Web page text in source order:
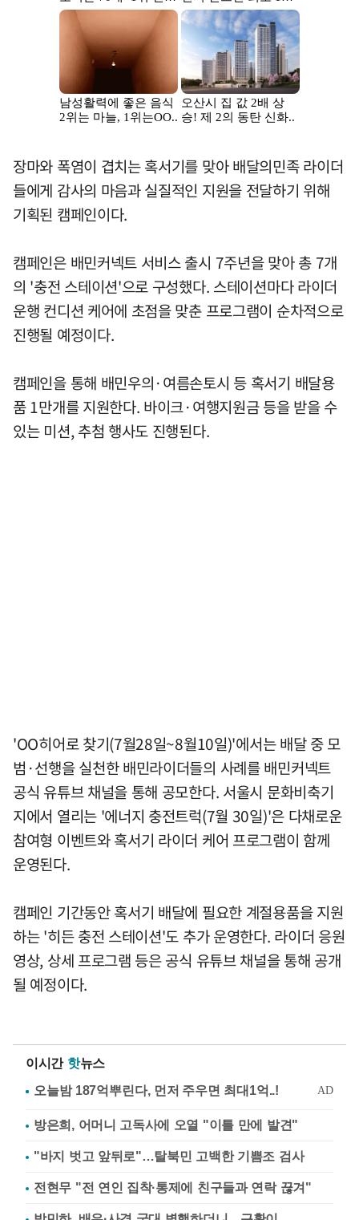
장마와 폭염이 겹치는 혹서기를 맞아 배달의민족 라이더
들에게 감사의 마음과 실질적인 지원을 전달하기 위해
기획된 캠페인이다.
캠페인은 배민커넥트 서비스 출시 7주년을 맞아 총 7개
의 '충전 스테이션'으로 구성했다. 스테이션마다 라이더
운행 컨디션 케어에 초점을 맞춘 프로그램이 순차적으로
진행될 예정이다.
캠페인을 통해 배민우의·여름손토시 등 혹서기 배달용
품 1만개를 지원한다. 바이크·여행지원금 등을 받을 수
있는 미션, 추첨 행사도 진행된다.
'OO히어로 찾기(7월28일~8월10일)'에서는 배달 중 모
범·선행을 실천한 배민라이더들의 사례를 배민커넥트
공식 유튜브 채널을 통해 공모한다. 서울시 문화비축기
지에서 열리는 '에너지 충전트럭(7월 30일)'은 다채로운
참여형 이벤트와 혹서기 라이더 케어 프로그램이 함께
운영된다.
캠페인 기간동안 혹서기 배달에 필요한 계절용품을 지원
하는 '히든 충전 스테이션'도 추가 운영한다. 라이더 응원
영상, 상세 프로그램 등은 공식 유튜브 채널을 통해 공개
될 예정이다.
이시간 핫뉴스
방은희, 어머니 고독사에 오열 "이틀 만에 발견"
"바지 벗고 앞뒤로"…탈북민 고백한 기쁨조 검사
전현무 "전 연인 집착·통제에 친구들과 연락 끊겨"